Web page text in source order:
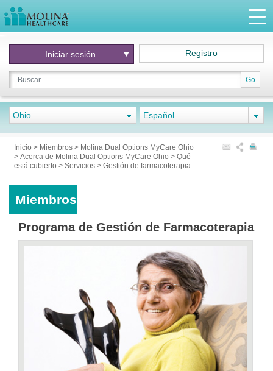
Go
Iniciar sesión Registro
Ohio Español
Inicio > Miembros > Molina Dual Options MyCare Ohio
> Acerca de Molina Dual Options MyCare Ohio > Qué
está cubierto > Servicios > Gestión de farmacoterapia
Miembros
Programa de Gestión de Farmacoterapia